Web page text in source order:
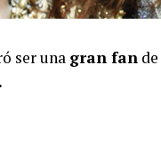
ser una gran fan de